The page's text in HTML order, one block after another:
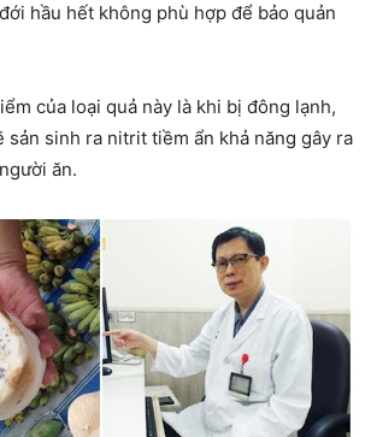
hầu hết không phù hợp để bảo quản
của loại quả này là khi bị đông lạnh,
sản sinh ra nitrit tiềm ẩn khả năng gây ra
ăn.